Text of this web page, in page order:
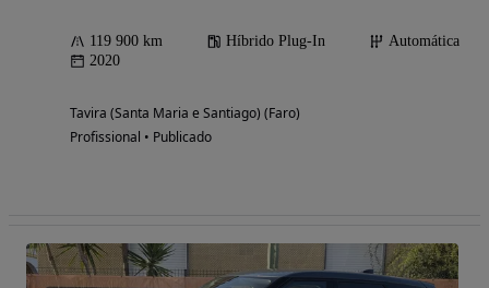
119 900 km Híbrido Plug-In
Automática
2020
Tavira (Santa Maria e Santiago) (Faro)
Profissional • Publicado